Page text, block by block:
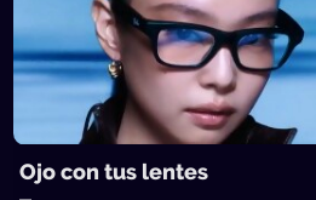
Ojo con tus lentes